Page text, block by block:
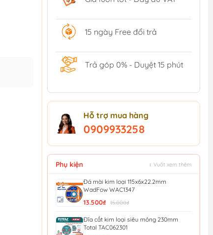
15 ngày Free đổi trả
Trả góp 0% - Duyệt 15 phút
Hỗ trợ mua hàng
0909933258
Phụ kiện ↕ Vuốt xem thêm
Đá mài kim loại 115x6x22.2mm
WadFow WAC1347
13.500₫ 15.000₫
Đĩa cắt kim loại siêu mỏng 230mm
Total TAC062301